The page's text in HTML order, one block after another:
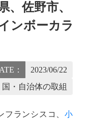
、佐野市、
ンボーカラ
：
2023/06/22
国・自治体の取組
ランシスコ、 小